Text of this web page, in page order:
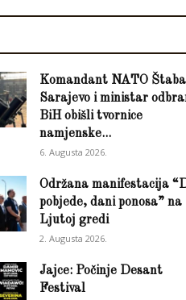
Komandant NATO Štaba
Sarajevo i ministar
BiH obišli tvornice
namjenske...
6. Augusta 2026.
Održana manifestacija
pobjede, dani ponosa” na
Ljutoj gredi
2. Augusta 2026.
Jajce: Počinje Desant
Festival